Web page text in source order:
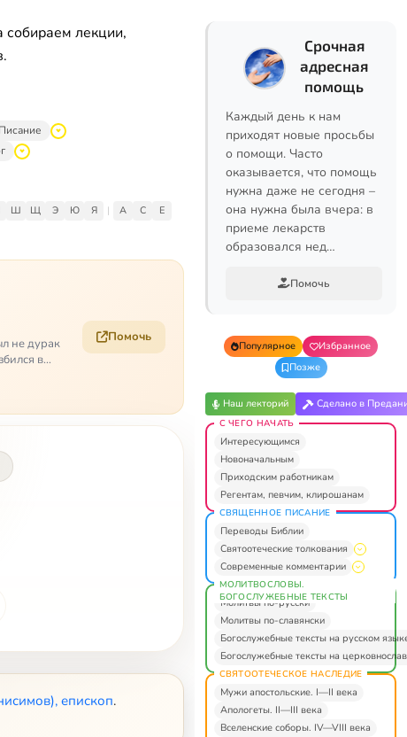
собираем лекции,
Ш Щ Э Ю Я | A C
E
не дурак
в
Помочь
епископ.
Срочная
адресная
помощь
Каждый день к нам
приходят новые просьбы
о помощи. Часто
оказывается, что помощь
нужна даже не сегодня –
она нужна была вчера: в
приеме лекарств
образовался нед…
Помочь
Популярное
Избранное
Позже
Наш лекторий Сделано в
С ЧЕГО НАЧАТЬ
Интересующимся
Новоначальным
Приходским работникам
Регентам, певчим, клирошанам
СВЯЩЕННОЕ ПИСАНИЕ
Переводы Библии
Святоотеческие толкования
Современные комментарии
МОЛИТВОСЛОВЫ.
БОГОСЛУЖЕБНЫЕ ТЕКСТЫ
Молитвы по-русски
Молитвы по-славянски
Богослужебные тексты на русском
Богослужебные тексты на
СВЯТООТЕЧЕСКОЕ НАСЛЕДИЕ
Мужи апостольские. I—II века
Апологеты. II—III века
Вселенские соборы. IV—VIII века